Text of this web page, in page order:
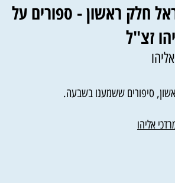
חלק ראשון - ספורים על
זצ"ל
סיפורים ששמענו בשבעה.
אליהו